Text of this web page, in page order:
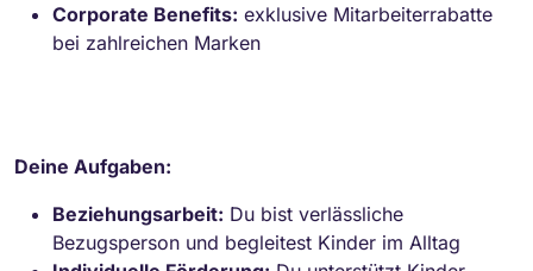
Corporate Benefits: exklusive Mitarbeiterrabatte
bei zahlreichen Marken
Deine Aufgaben:
Beziehungsarbeit: Du bist verlässliche
Bezugsperson und begleitest Kinder im Alltag